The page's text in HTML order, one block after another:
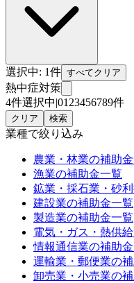
選択中: 1件 すべてクリア
熱中症対策
4件選択中|01 23456789件
クリア 検索
業種で絞り込み
農業・林業の補助
漁業の補助金一覧
鉱業・採石業・砂
建設業の補助金一覧
製造業の補助金一覧
電気・ガス・熱供
情報通信業の補助
運輸業・郵便業の
卸売業・小売業の